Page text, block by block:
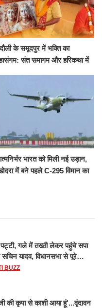
के समूदपुर में भक्ति का
संत समागम और हरिकथा में
भारत को मिली नई उड़ान,
में बने पहले C-295 विमान का
पट्टी, गले में तख्ती लेकर पहुंचे सपा
सचिन यादव, विधानसभा से पूरे
के लिए किया गया निलंबित
BUZZ
की कृपा से काशी आया हूं'...वृंदावन